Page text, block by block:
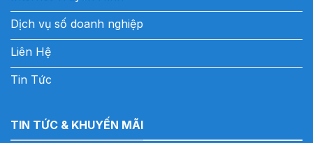
Dịch vụ số doanh nghiệp
Liên Hệ
Tin Tức
TIN TỨC & KHUYẾN MÃI